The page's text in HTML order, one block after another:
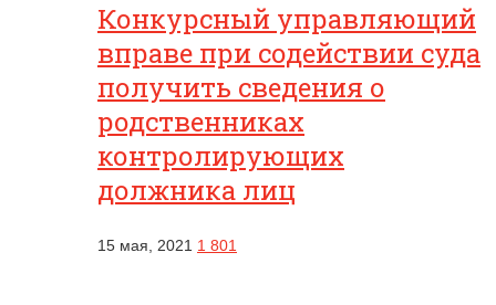
Конкурсный управляющий
вправе при содействии суда
получить сведения о
родственниках
контролирующих
должника лиц
15 мая, 2021 1 801